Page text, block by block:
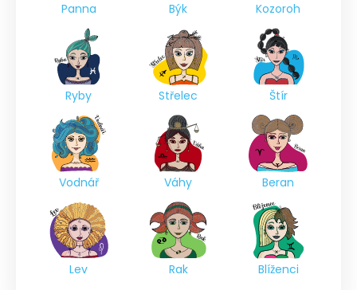
Panna Býk Kozoroh
Ryby Střelec Štír
Vodnář Váhy Beran
Lev Rak Blíženci